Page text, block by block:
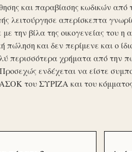
και παραβίασης κωδικών
λειτούργησε απερίσκεπτα
με την βίλα της οικογενείας του
πώληση και δεν περίμενε και ο
περισσότερα χρήματα από την
ενδέχεται να είστε
του ΣΥΡΙΖΑ και του